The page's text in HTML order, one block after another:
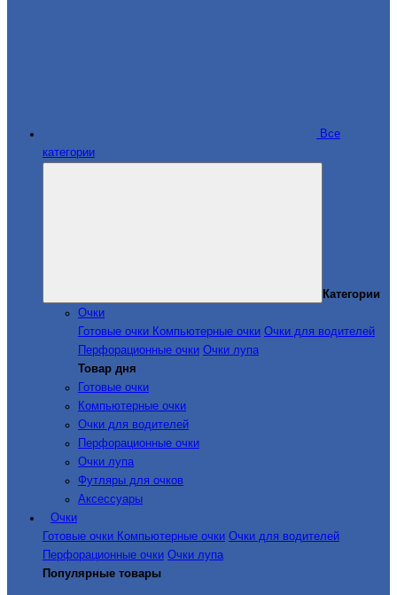
Все
категории
Категории
Очки
Готовые очки Компьютерные очки Очки для водителей
Перфорационные очки Очки лупа
Товар дня
Готовые очки
Компьютерные очки
Очки для водителей
Перфорационные очки
Очки лупа
Футляры для очков
Аксессуары
Очки
Готовые очки Компьютерные очки Очки для водителей
Перфорационные очки Очки лупа
Популярные товары